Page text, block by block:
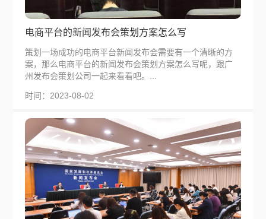
电商平台的新闻发布会策划方案怎么写
策划一场成功的电商平台新闻发布会需要有一个清晰的方
案，那么电商平台的新闻发布会策划方案怎么写呢，跟广
州发布会策划公司一起来看看吧。...
时间：2023-08-02